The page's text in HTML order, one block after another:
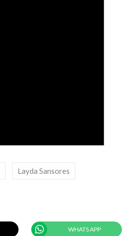
Layda Sansores
WHATS APP